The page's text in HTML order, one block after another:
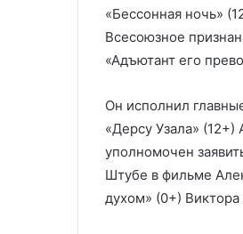
«Бессонная ночь»
Всесоюзное
«Адъютант его
Он исполнил
«Дерсу Узала»
уполномочен
Штубе в фильме
духом» (0+) Виктора